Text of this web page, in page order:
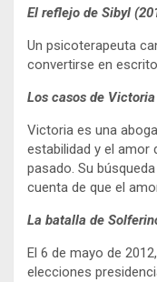
El reflejo de Sibyl
Un psicoterapeuta
convertirse en
Los casos de
Victoria es una
estabilidad y el amor
pasado. Su
cuenta de que el
La batalla de
El 6 de mayo de
elecciones